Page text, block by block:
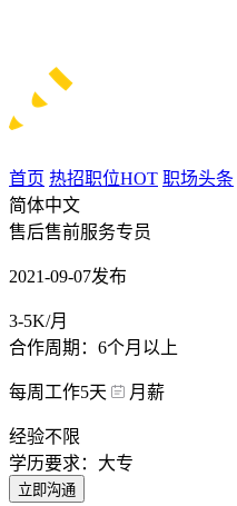
首页 热招职位HOT 职场头条
简体中文
售后售前服务专员
2021-09-07发布
3-5K/月
合作周期：6个月以上
每周工作5天 月薪
经验不限
学历要求：大专
立即沟通